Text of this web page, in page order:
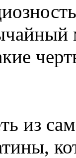
из